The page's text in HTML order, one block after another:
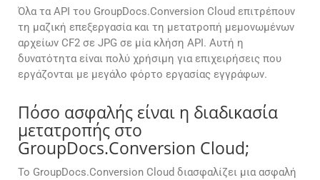
Όλα τα API του GroupDocs.Conversion Cloud επιτρέπουν
τη μαζική επεξεργασία και τη μετατροπή μεμονωμένων
αρχείων CF2 σε JPG σε μία κλήση API. Αυτή η
δυνατότητα είναι πολύ χρήσιμη για επιχειρήσεις που
εργάζονται με μεγάλο φόρτο εργασίας εγγράφων.
Πόσο ασφαλής είναι η διαδικασία
μετατροπής στο
GroupDocs.Conversion Cloud;
Το GroupDocs.Conversion Cloud διασφαλίζει μια ασφαλή